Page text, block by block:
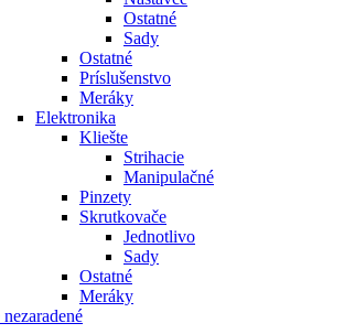
Ostatné
Sady
Ostatné
Príslušenstvo
Meráky
Elektronika
Kliešte
Strihacie
Manipulačné
Pinzety
Skrutkovače
Jednotlivo
Sady
Ostatné
Meráky